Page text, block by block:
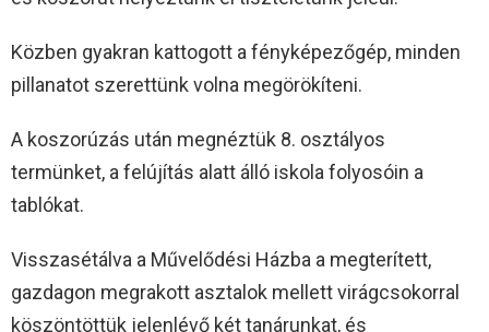
Közben gyakran kattogott a fényképezőgép, minden
pillanatot szerettünk volna megörökíteni.
A koszorúzás után megnéztük 8. osztályos
termünket, a felújítás alatt álló iskola folyosóin a
tablókat.
Visszasétálva a Művelődési Házba a megterített,
gazdagon megrakott asztalok mellett virágcsokorral
köszöntöttük jelenlévő két tanárunkat, és